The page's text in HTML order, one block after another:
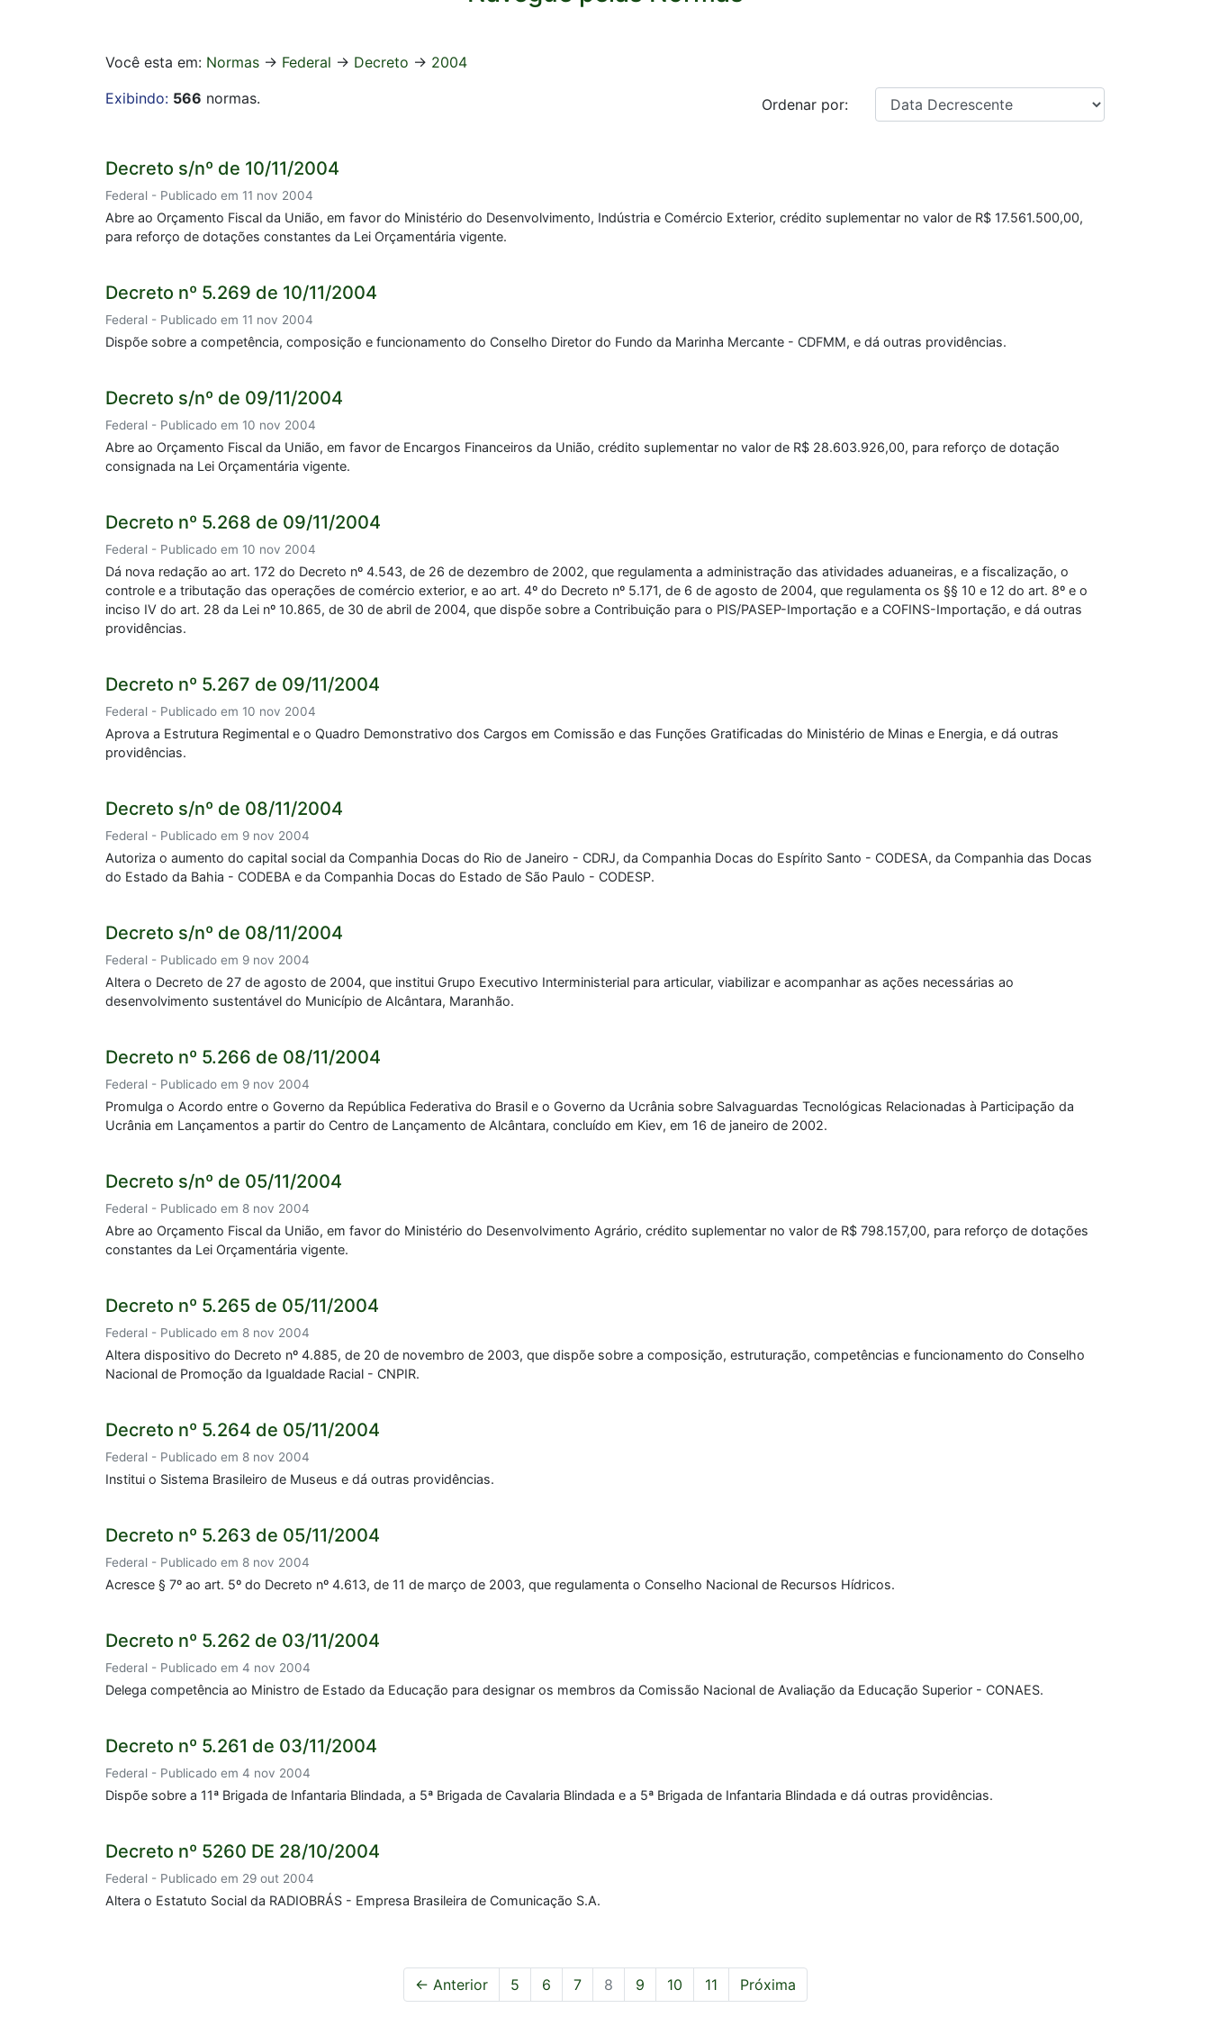
Você esta em: Normas -> Federal -> Decreto -> 2004
Exibindo: 566 normas. Ordenar por:
Decreto s/nº de 10/11/2004
Federal - Publicado em 11 nov 2004
Abre ao Orçamento Fiscal da União, em favor do Ministério do Desenvolvimento, Indústria e Comércio Exterior, crédito suplementar no valor de R$ 17.561.500,00,
para reforço de dotações constantes da Lei Orçamentária vigente.
Decreto nº 5.269 de 10/11/2004
Federal - Publicado em 11 nov 2004
Dispõe sobre a competência, composição e funcionamento do Conselho Diretor do Fundo da Marinha Mercante - CDFMM, e dá outras providências.
Decreto s/nº de 09/11/2004
Federal - Publicado em 10 nov 2004
Abre ao Orçamento Fiscal da União, em favor de Encargos Financeiros da União, crédito suplementar no valor de R$ 28.603.926,00, para reforço de dotação
consignada na Lei Orçamentária vigente.
Decreto nº 5.268 de 09/11/2004
Federal - Publicado em 10 nov 2004
Dá nova redação ao art. 172 do Decreto nº 4.543, de 26 de dezembro de 2002, que regulamenta a administração das atividades aduaneiras, e a fiscalização, o
controle e a tributação das operações de comércio exterior, e ao art. 4º do Decreto nº 5.171, de 6 de agosto de 2004, que regulamenta os §§ 10 e 12 do art. 8º e o
inciso IV do art. 28 da Lei nº 10.865, de 30 de abril de 2004, que dispõe sobre a Contribuição para o PIS/PASEP-Importação e a COFINS-Importação, e dá outras
providências.
Decreto nº 5.267 de 09/11/2004
Federal - Publicado em 10 nov 2004
Aprova a Estrutura Regimental e o Quadro Demonstrativo dos Cargos em Comissão e das Funções Gratificadas do Ministério de Minas e Energia, e dá outras
providências.
Decreto s/nº de 08/11/2004
Federal - Publicado em 9 nov 2004
Autoriza o aumento do capital social da Companhia Docas do Rio de Janeiro - CDRJ, da Companhia Docas do Espírito Santo - CODESA, da Companhia das Docas
do Estado da Bahia - CODEBA e da Companhia Docas do Estado de São Paulo - CODESP.
Decreto s/nº de 08/11/2004
Federal - Publicado em 9 nov 2004
Altera o Decreto de 27 de agosto de 2004, que institui Grupo Executivo Interministerial para articular, viabilizar e acompanhar as ações necessárias ao
desenvolvimento sustentável do Município de Alcântara, Maranhão.
Decreto nº 5.266 de 08/11/2004
Federal - Publicado em 9 nov 2004
Promulga o Acordo entre o Governo da República Federativa do Brasil e o Governo da Ucrânia sobre Salvaguardas Tecnológicas Relacionadas à Participação da
Ucrânia em Lançamentos a partir do Centro de Lançamento de Alcântara, concluído em Kiev, em 16 de janeiro de 2002.
Decreto s/nº de 05/11/2004
Federal - Publicado em 8 nov 2004
Abre ao Orçamento Fiscal da União, em favor do Ministério do Desenvolvimento Agrário, crédito suplementar no valor de R$ 798.157,00, para reforço de dotações
constantes da Lei Orçamentária vigente.
Decreto nº 5.265 de 05/11/2004
Federal - Publicado em 8 nov 2004
Altera dispositivo do Decreto nº 4.885, de 20 de novembro de 2003, que dispõe sobre a composição, estruturação, competências e funcionamento do Conselho
Nacional de Promoção da Igualdade Racial - CNPIR.
Decreto nº 5.264 de 05/11/2004
Federal - Publicado em 8 nov 2004
Institui o Sistema Brasileiro de Museus e dá outras providências.
Decreto nº 5.263 de 05/11/2004
Federal - Publicado em 8 nov 2004
Acresce § 7º ao art. 5º do Decreto nº 4.613, de 11 de março de 2003, que regulamenta o Conselho Nacional de Recursos Hídricos.
Decreto nº 5.262 de 03/11/2004
Federal - Publicado em 4 nov 2004
Delega competência ao Ministro de Estado da Educação para designar os membros da Comissão Nacional de Avaliação da Educação Superior - CONAES.
Decreto nº 5.261 de 03/11/2004
Federal - Publicado em 4 nov 2004
Dispõe sobre a 11ª Brigada de Infantaria Blindada, a 5ª Brigada de Cavalaria Blindada e a 5ª Brigada de Infantaria Blindada e dá outras providências.
Decreto nº 5260 DE 28/10/2004
Federal - Publicado em 29 out 2004
Altera o Estatuto Social da RADIOBRÁS - Empresa Brasileira de Comunicação S.A.
← Anterior 5 6 7 8 9 10 11 Próxima